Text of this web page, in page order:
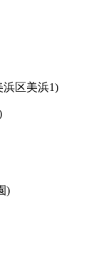
浜区美浜1)
)